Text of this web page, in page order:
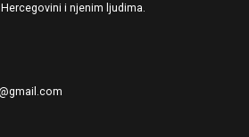
i njenim ljudima.